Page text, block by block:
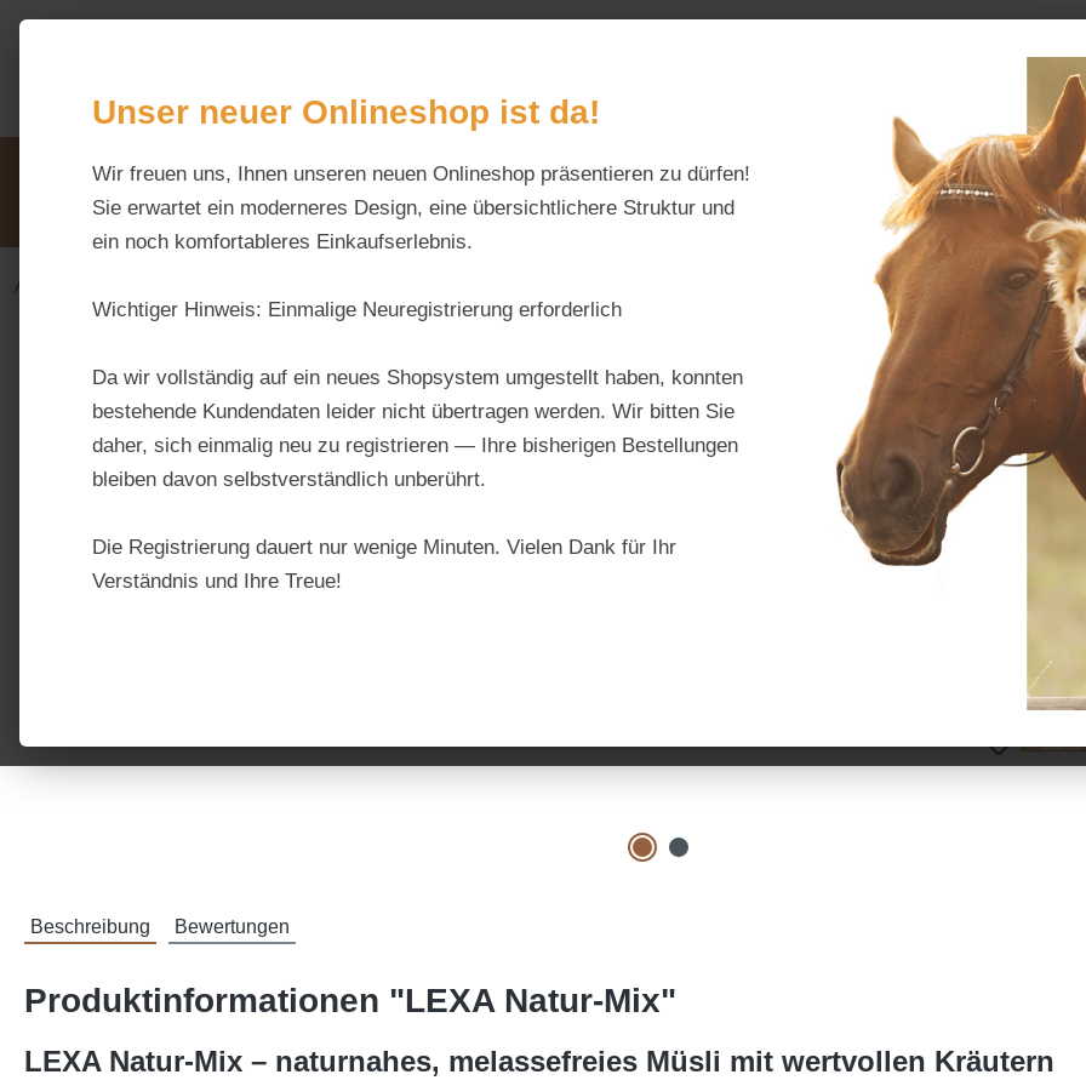
Hauptinhalt springen
Zur Suche springen
Alles fürs
Unsere VorteileBeratung via WhatsApp:
0176 / 99 66 31 80
Schreiben Sie uns:
info@tierfutter-fischer.de
Öffnungszeiten:
Mo–Fr: 9–18 Uhr ·
Alles fürs Pferd
Hersteller:
Regulärer
Preise inkl.
Zum
Beschreibung Bewertungen
Produktinformationen "LEXA Natur-Mix"
LEXA Natur-Mix – naturnahes, melassefreies Müsli mit wertvollen Kräutern
Unser neuer Onlineshop ist da!
Wir freuen uns, Ihnen unseren neuen Onlineshop präsentieren zu dürfen!
Sie erwartet ein moderneres Design, eine übersichtlichere Struktur und
ein noch komfortableres Einkaufserlebnis.
Wichtiger Hinweis: Einmalige Neuregistrierung erforderlich
Da wir vollständig auf ein neues Shopsystem umgestellt haben, konnten
bestehende Kundendaten leider nicht übertragen werden. Wir bitten Sie
daher, sich einmalig neu zu registrieren — Ihre bisherigen Bestellungen
bleiben davon selbstverständlich unberührt.
Die Registrierung dauert nur wenige Minuten. Vielen Dank für Ihr
Verständnis und Ihre Treue!